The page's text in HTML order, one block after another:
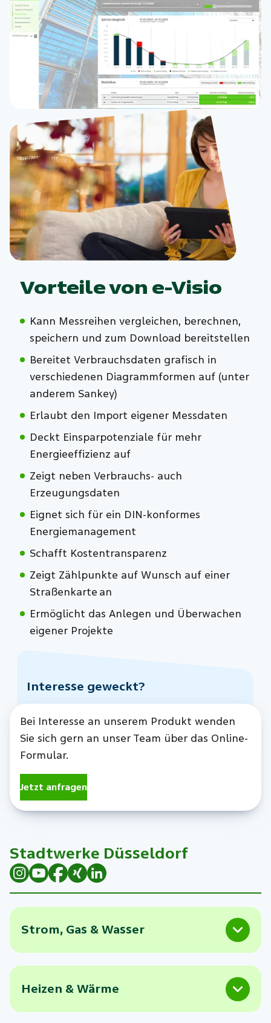
Vorteile von e-Visio
Kann Messreihen vergleichen, berechnen,
speichern und zum Download bereitstellen
Bereitet Verbrauchsdaten grafisch in
verschiedenen Diagrammformen auf (unter
anderem Sankey)
Erlaubt den Import eigener Messdaten
Deckt Einsparpotenziale für mehr
Energieeffizienz auf
Zeigt neben Verbrauchs- auch
Erzeugungsdaten
Eignet sich für ein DIN-konformes
Energiemanagement
Schafft Kostentransparenz
Zeigt Zählpunkte auf Wunsch auf einer
Straßenkarte an
Ermöglicht das Anlegen und Überwachen
eigener Projekte
Interesse geweckt?
Bei Interesse an unserem Produkt wenden
Sie sich gern an unser Team über das Online-
Formular.
Jetzt anfragen
Stadtwerke Düsseldorf
Strom, Gas & Wasser
Heizen & Wärme